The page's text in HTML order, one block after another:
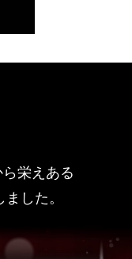
栄えある
した。